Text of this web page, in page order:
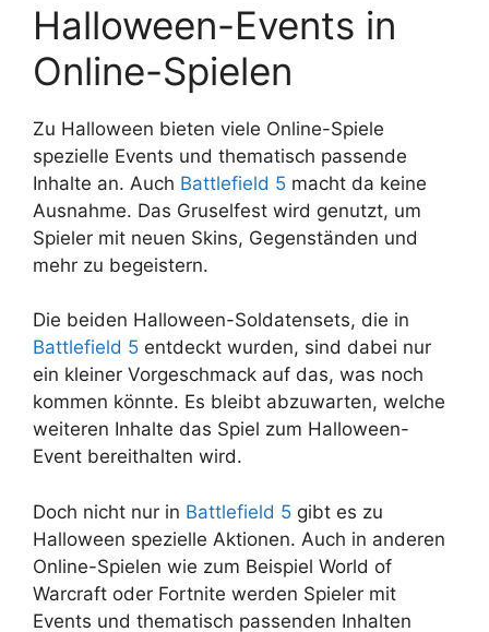
Halloween-Events in
Online-Spielen
Zu Halloween bieten viele Online-Spiele
spezielle Events und thematisch passende
Inhalte an. Auch Battlefield 5 macht da keine
Ausnahme. Das Gruselfest wird genutzt, um
Spieler mit neuen Skins, Gegenständen und
mehr zu begeistern.
Die beiden Halloween-Soldatensets, die in
Battlefield 5 entdeckt wurden, sind dabei nur
ein kleiner Vorgeschmack auf das, was noch
kommen könnte. Es bleibt abzuwarten, welche
weiteren Inhalte das Spiel zum Halloween-
Event bereithalten wird.
Doch nicht nur in Battlefield 5 gibt es zu
Halloween spezielle Aktionen. Auch in anderen
Online-Spielen wie zum Beispiel World of
Warcraft oder Fortnite werden Spieler mit
Events und thematisch passenden Inhalten